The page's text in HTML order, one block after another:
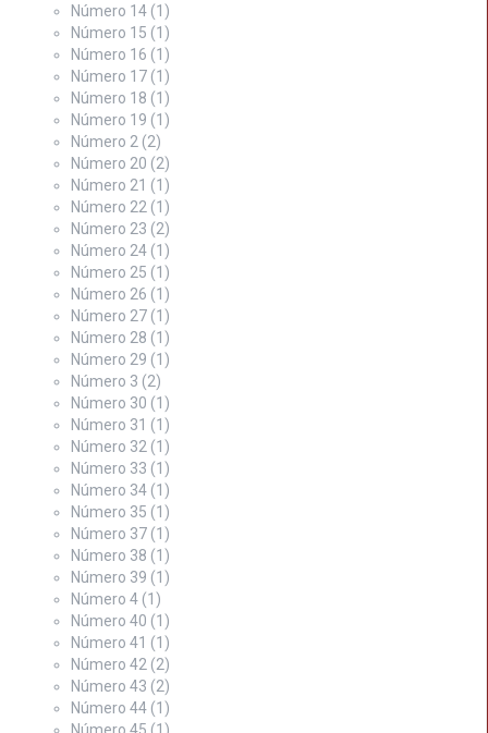
Número 14 (1)
Número 15 (1)
Número 16 (1)
Número 17 (1)
Número 18 (1)
Número 19 (1)
Número 2 (2)
Número 20 (2)
Número 21 (1)
Número 22 (1)
Número 23 (2)
Número 24 (1)
Número 25 (1)
Número 26 (1)
Número 27 (1)
Número 28 (1)
Número 29 (1)
Número 3 (2)
Número 30 (1)
Número 31 (1)
Número 32 (1)
Número 33 (1)
Número 34 (1)
Número 35 (1)
Número 37 (1)
Número 38 (1)
Número 39 (1)
Número 4 (1)
Número 40 (1)
Número 41 (1)
Número 42 (2)
Número 43 (2)
Número 44 (1)
Número 45 (1)